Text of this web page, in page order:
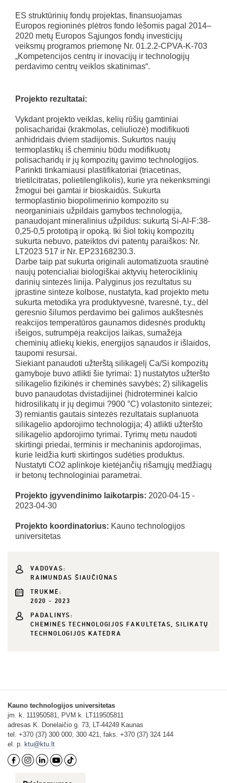
ES struktūrinių fondų projektas, finansuojamas
Europos regioninės plėtros fondo lėšomis pagal 2014–
2020 metų Europos Sąjungos fondų investicijų
veiksmų programos priemonę Nr. 01.2.2-CPVA-K-703
„Kompetencijos centrų ir inovacijų ir technologijų
perdavimo centrų veiklos skatinimas“.
Projekto rezultatai:
Vykdant projekto veiklas, kelių rūšių gamtiniai
polisacharidai (krakmolas, celiuliozė) modifikuoti
anhidridais dviem stadijomis. Sukurtos naujų
termoplastikų iš cheminiu būdu modifikuotų
polisacharidų ir jų kompozitų gavimo technologijos.
Parinkti tinkamiausi plastifikatoriai (triacetinas,
trietilcitratas, polietilenglikolis), kurie yra nekenksmingi
žmogui bei gamtai ir bioskaidūs. Sukurta
termoplastinio biopolimerinio kompozito su
neorganiniais užpildais gamybos technologija,
panaudojant mineralinius užpildus: sukurtą Si-Al-F:38-
0,25-0,5 prototipą ir opoką. Iki šiol tokių kompozitų
sukurta nebuvo, pateiktos dvi patentų paraiškos: Nr.
LT2023 517 ir Nr. EP23168230.3.
Darbe taip pat sukurta originali automatizuota srautinė
naujų potencialiai biologiškai aktyvių heterociklinių
darinių sintezės linija. Palyginus jos rezultatus su
įprastine sinteze kolbose, nustatyta, kad projekto metu
sukurta metodika yra produktyvesnė, tvaresnė, t.y., dėl
geresnio šilumos perdavimo bei galimos aukštesnės
reakcijos temperatūros gaunamos didesnės produktų
išeigos, sutrumpėja reakcijos laikas, sumažėja
cheminių atliekų kiekis, energijos sąnaudos ir išlaidos,
taupomi resursai.
Siekiant panaudoti užterštą silikagelį Ca/Si kompozitų
gamyboje buvo atlikti šie tyrimai: 1) nustatytos užteršto
silikagelio fizikinės ir cheminės savybės; 2) silikagelis
buvo panaudotas dvistadijinei (hidroterminei kalcio
hidrosilikatų ir jų degimui ?900 °C) volastonito sintezei;
3) remiantis gautais sintezės rezultatais suplanuota
silikagelio apdorojimo technologija; 4) atlikti užteršto
silikagelio apdorojimo tyrimai. Tyrimų metu naudoti
skirtingi priedai, terminis ir mechaninis apdorojimas,
kurie leidžia kurti skirtingos sudėties produktus.
Nustatyti CO2 aplinkoje kietėjančių rišamųjų medžiagų
ir betonų technologiniai parametrai.
Projekto įgyvendinimo laikotarpis: 2020-04-15 -
2023-04-30
Projekto koordinatorius: Kauno technologijos
universitetas
VADOVAS:
RAIMUNDAS ŠIAUČIŪNAS
TRUKMĖ:
2020 - 2023
PADALINYS:
CHEMINĖS TECHNOLOGIJOS FAKULTETAS, SILIKATŲ
TECHNOLOGIJOS KATEDRA
Kauno technologijos universitetas
įm. k. 111950581, PVM k. LT119505811
adresas K. Donelaičio g. 73, LT-44249 Kaunas
tel. +370 (37) 300 000, 300 421, faks. +370 (37) 324 144
el. p. ktu@ktu.lt